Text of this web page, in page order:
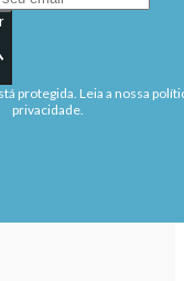
protegida. Leia a nossa
privacidade.